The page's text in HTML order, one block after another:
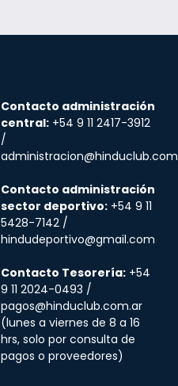
Contacto administración
central: +54 9 11 2417-3912
/
Contacto administración
sector deportivo: +54 9 11
5428-7142 /
hindudeportivo@gmail.com
Contacto Tesorería: +54
9 11 2024-0493 /
pagos@hinduclub.com.ar
(lunes a viernes de 8 a 16
hrs, solo por consulta de
pagos o proveedores)